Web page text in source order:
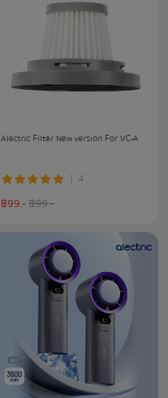
Alectric Filter New version For VC-A
4
฿99.-฿99.-